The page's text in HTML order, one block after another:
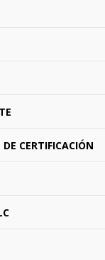
CERTIFICACIÓN